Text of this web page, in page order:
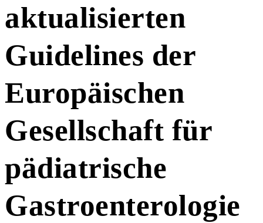
aktualisierten
Guidelines der
Europäischen
Gesellschaft für
pädiatrische
Gastroenterologie